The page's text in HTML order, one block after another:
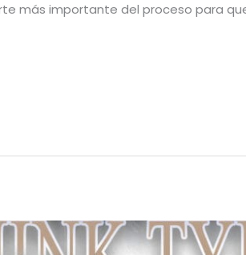
más importante del proceso para